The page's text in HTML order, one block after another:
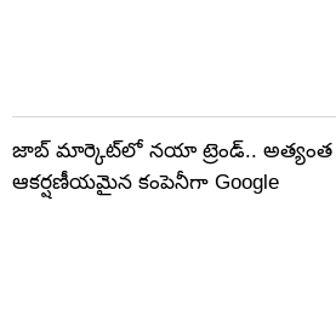
జాబ్ మార్కెట్‌లో నయా ట్రెండ్.. అత్యంత
ఆకర్షణీయమైన కంపెనీగా Google